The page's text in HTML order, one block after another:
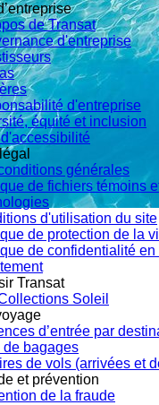
de Transat
d'entreprise
d'entreprise
équité et inclusion
générales
de fichiers témoins
d'utilisation du site
de protection de la
de confidentialité en
Transat
Soleil
d’entrée par
de bagages
de vols (arrivées et
et prévention
de la fraude